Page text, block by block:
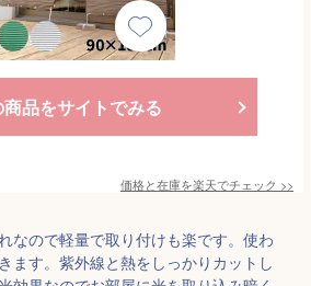
商品をサイトでみる
価格と在庫を楽天でチェック >>
なので軽量で取り付けも楽です。使わ
ます。紫外線と熱をしっかりカットし